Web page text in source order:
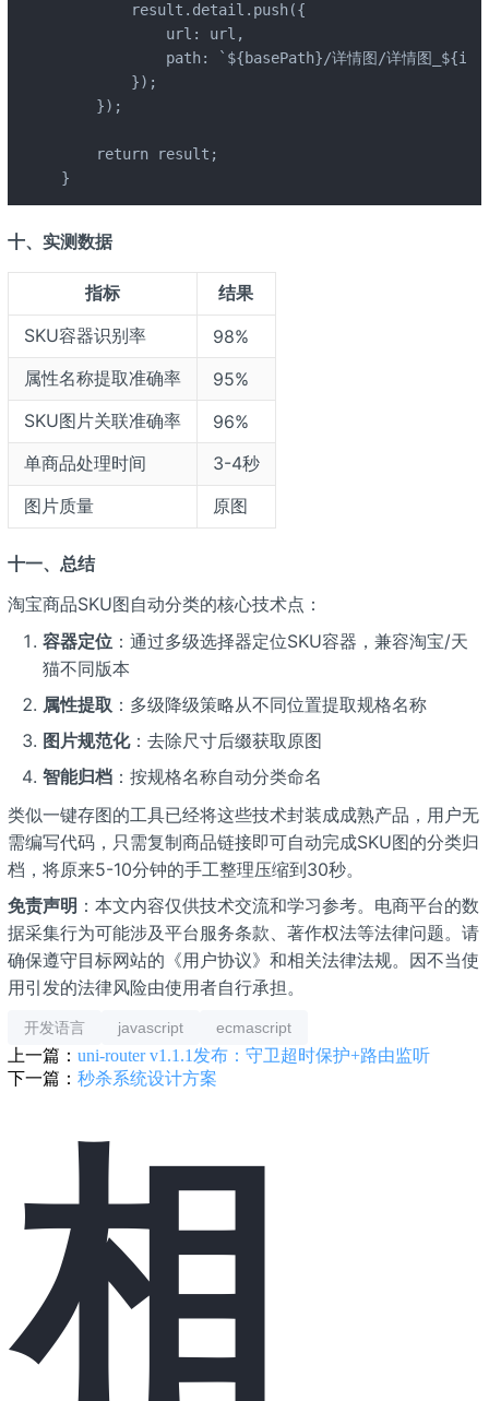
        result.detail.push({
            url: url,
path: `${basePath}/详情图/详情图
        });
    });
    return result;
}
十、实测数据
指标
结果
SKU容器识别率
98%
属性名称提取准确率
95%
SKU图片关联准确率
96%
单商品处理时间
3-4秒
图片质量
原图
十一、总结
淘宝商品SKU图自动分类的核心技术点：
容器定位：通过多级选择器定位SKU容器，兼容淘宝/天
猫不同版本
属性提取 ：多级降级策略从不同位置提取规格名称
图片规范化：去除尺寸后缀获取原图
智能归档：按规格名称自动分类命名
类似一键存图的工具已经将这些技术封装成成熟产品，用户无
需编写代码，只需复制商品链接即可自动完成SKU图的分类归
档，将原来5-10分钟的手工整理压缩到30秒。
免责声明 ：本文内容仅供技术交流和学习参考。电商平台的数
据采集行为可能涉及平台服务条款、著作权法等法律问题。请
确保遵守目标网站的《用户协议》和相关法律法规。因不当使
用引发的法律风险由使用者自行承担。
开发语言 javascript ecmascript
上一篇： uni-router v1.1.1发布：守卫超时保护+路由监听
下一篇： 秒杀系统设计方案
相